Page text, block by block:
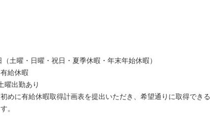
土曜・日曜・祝日・夏季休暇・年末年始休暇）
給休暇
曜出勤あり
めに有給休暇取得計画表を提出いただき、希望通りに取得できる
。